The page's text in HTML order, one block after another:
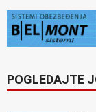
POGLEDAJTE